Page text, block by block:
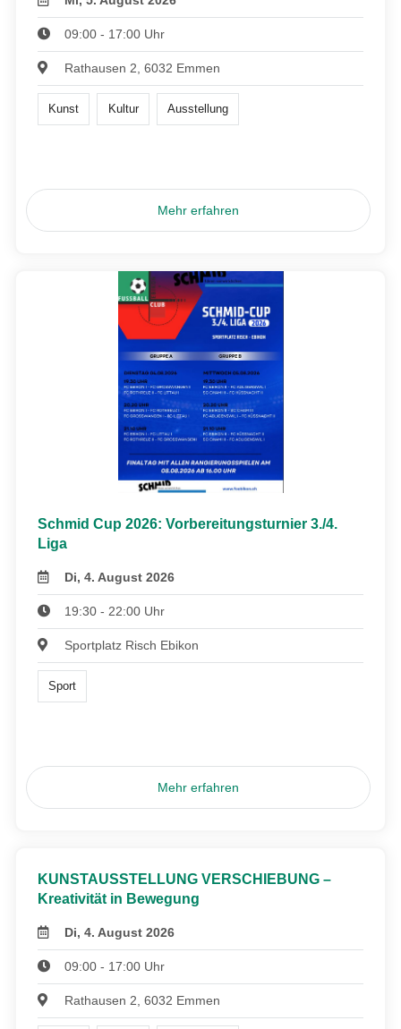
09:00 - 17:00 Uhr
Rathausen 2, 6032 Emmen
Kunst Kultur Ausstellung
Mehr erfahren
Schmid Cup 2026: Vorbereitungsturnier 3./4.
Liga
Di, 4. August 2026
19:30 - 22:00 Uhr
Sportplatz Risch Ebikon
Sport
Mehr erfahren
KUNSTAUSSTELLUNG VERSCHIEBUNG –
Kreativität in Bewegung
Di, 4. August 2026
09:00 - 17:00 Uhr
Rathausen 2, 6032 Emmen